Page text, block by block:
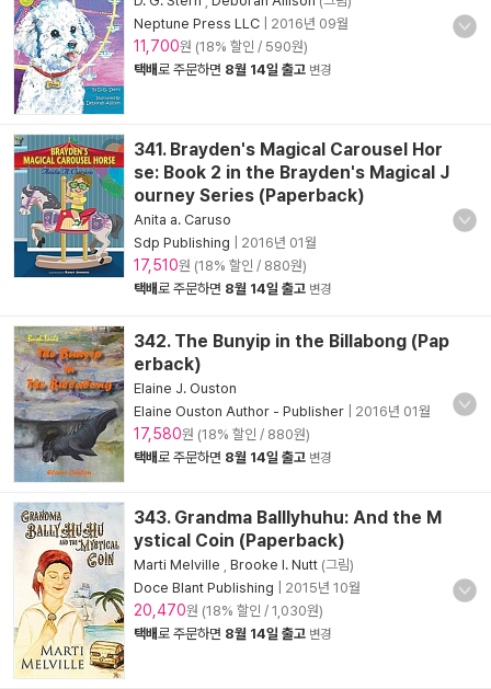
Neptune Press LLC
2016년 09월
11,700원 (18% 할인 / 590원)
택배로 주문하면 8월 14일 출고 변경
341. Brayden's Magical Carousel Hor
se: Book 2 in the Brayden's Magical J
ourney Series (Paperback)
Anita a. Caruso
Sdp Publishing
2016년 01월
17,510원 (18% 할인 / 880원)
택배로 주문하면 8월 14일 출고 변경
342. The Bunyip in the Billabong (Pap
erback)
Elaine J. Ouston
Elaine Ouston Author - Publisher
2016년 01월
17,580원 (18% 할인 / 880원)
택배로 주문하면 8월 14일 출고 변경
343. Grandma Balllyhuhu: And the M
ystical Coin (Paperback)
Marti Melville Brooke I. Nutt (그림)
Doce Blant Publishing
2015년 10월
20,470원 (18% 할인 / 1,030원)
택배로 주문하면 8월 14일 출고 변경